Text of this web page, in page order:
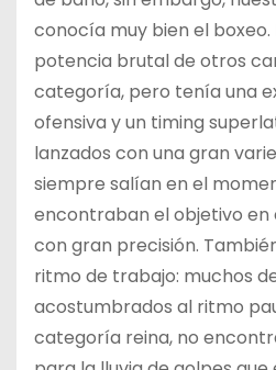
conocía muy bien el
potencia brutal de otros
categoría, pero tenía una
ofensiva y un timing
lanzados con una gran
siempre salían en el
encontraban el objetivo en
con gran precisión.
ritmo de trabajo: muchos
acostumbrados al ritmo
categoría reina, no